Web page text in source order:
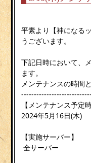
平素より【神になる
うございます。
下記日時において、
ます。
メンテナンスの時間
【メンテナンス予定
2024年5月16日(木)
【実施サーバー】
全サーバー